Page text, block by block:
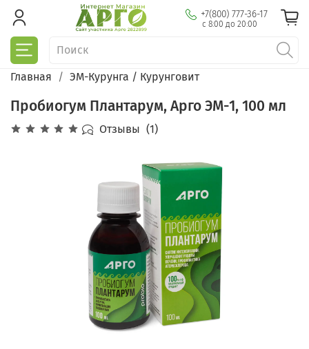
+7(800) 777-36-17
с 8:00 до 20:00
Главная ЭМ-Курунга / Курунговит
Пробиогум Плантарум, Арго ЭМ-1, 100 мл
Отзывы (1)